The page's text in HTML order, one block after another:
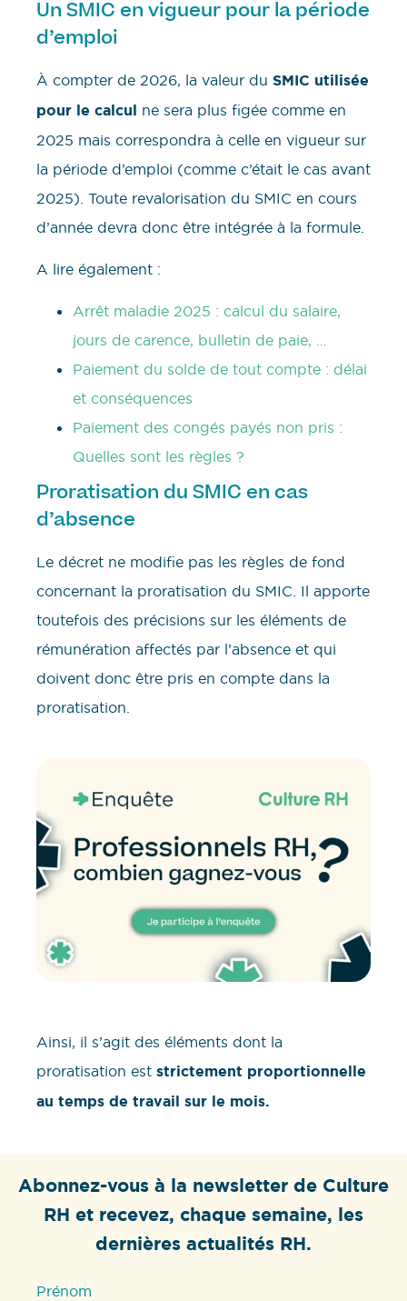
Un SMIC en vigueur pour la période
d’emploi
À compter de 2026, la valeur du SMIC utilisée
pour le calcul ne sera plus figée comme en
2025 mais correspondra à celle en vigueur sur
la période d’emploi (comme c’était le cas avant
2025). Toute revalorisation du SMIC en cours
d’année devra donc être intégrée à la formule.
A lire également :
Arrêt maladie 2025 : calcul du salaire,
jours de carence, bulletin de paie, …
Paiement du solde de tout compte : délai
et conséquences
Paiement des congés payés non pris :
Quelles sont les règles ?
Proratisation du SMIC en cas
d’absence
Le décret ne modifie pas les règles de fond
concernant la proratisation du SMIC. Il apporte
toutefois des précisions sur les éléments de
rémunération affectés par l’absence et qui
doivent donc être pris en compte dans la
proratisation.
Ainsi, il s’agit des éléments dont la
proratisation est strictement proportionnelle
au temps de travail sur le mois.
Abonnez-vous à la newsletter de Culture
RH et recevez, chaque semaine, les
dernières actualités RH.
Prénom